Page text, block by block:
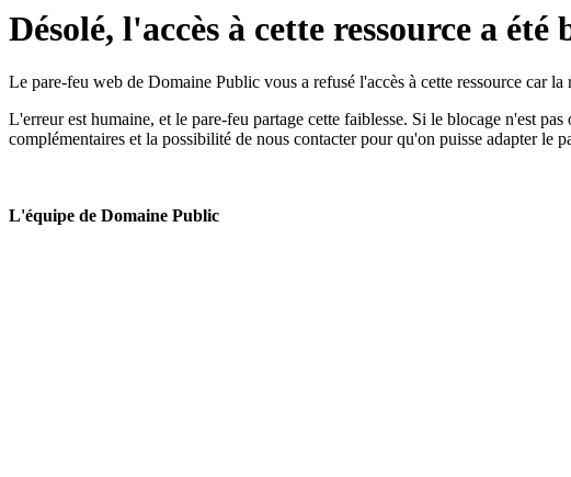
Désolé, l'accès à cette ressource a été
Le pare-feu web de Domaine Public vous a refusé l'accès à cette ressource car
L'erreur est humaine, et le pare-feu partage cette faiblesse. Si le blocage n'est
complémentaires et la possibilité de nous contacter pour qu'on puisse adapter le
L'équipe de Domaine Public